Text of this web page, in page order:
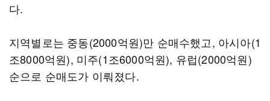
다.
지역별로는 중동(2000억원)만 순매수했고, 아시아(1
조8000억원), 미주(1조6000억원), 유럽(2000억원)
순으로 순매도가 이뤄졌다.